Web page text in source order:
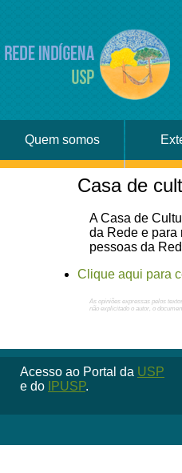
Quem somos
Casa de
A Casa de
da Rede e para
pessoas da
Clique aqui para
As opiniões expressas pelos
não explicitado o autor, o
Acesso ao Portal da USP
e do
IPUSP.